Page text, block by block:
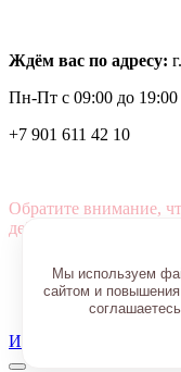
Ждём вас по адресу:
Пн-Пт с 09:00 до
+7 901 611 42 10
Обратите внимание,
действующие при
Интернет-магазин
Мы используем
сайтом и